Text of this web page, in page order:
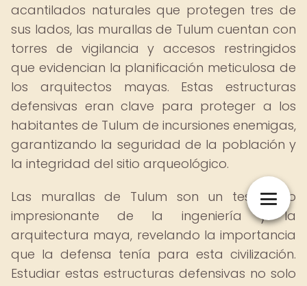
acantilados naturales que protegen tres de
sus lados, las murallas de Tulum cuentan con
torres de vigilancia y accesos restringidos
que evidencian la planificación meticulosa de
los arquitectos mayas. Estas estructuras
defensivas eran clave para proteger a los
habitantes de Tulum de incursiones enemigas,
garantizando la seguridad de la población y
la integridad del sitio arqueológico.
Las murallas de Tulum son un testimonio
impresionante de la ingeniería y la
arquitectura maya, revelando la importancia
que la defensa tenía para esta civilización.
Estudiar estas estructuras defensivas no solo